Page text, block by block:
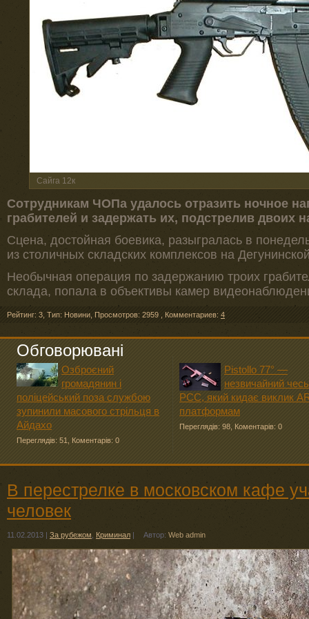
Сайга 12к
Сотрудникам ЧОПа удалось отразить ночное
грабителей и задержать их, подстрелив двоих
Сцена, достойная боевика, разыгралась в
из столичных складских комплексов на
Необычная операция по задержанию троих
склада, попала в объективы камер
Рейтинг: 3 Тип: Новини Просмотров: 2959 Комментариев: 4
Обговорювані
Озброєний
громадянин і
поліцейський поза службою
зупинили масового стрільця в
Айдахо
Переглядів: 51 Коментарів: 0
Pistollo 77° —
незвичайний
PCC, який кидає виклик
платформам
Переглядів: 98 Коментарів: 0
В перестрелке в московском кафе
человек
11.02.2013 За рубежом Криминал Автор: Web admin